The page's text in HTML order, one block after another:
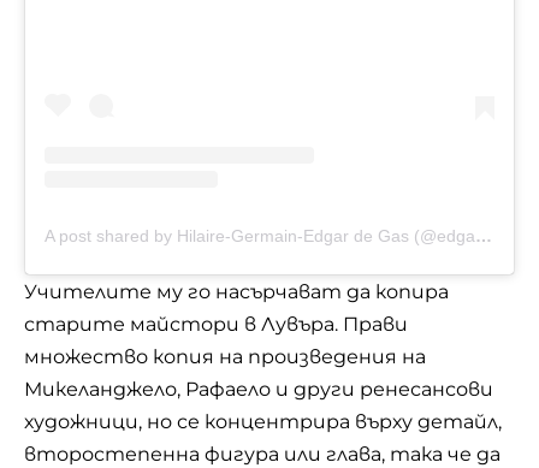
A post shared by Hilaire-Germain-Edgar de Gas (@edgar_degas_)
Учителите му го насърчават да копира
старите майстори в Лувъра. Прави
множество копия на произведения на
Микеланджело, Рафаело и други ренесансови
художници, но се концентрира върху детайл,
второстепенна фигура или глава, така че да